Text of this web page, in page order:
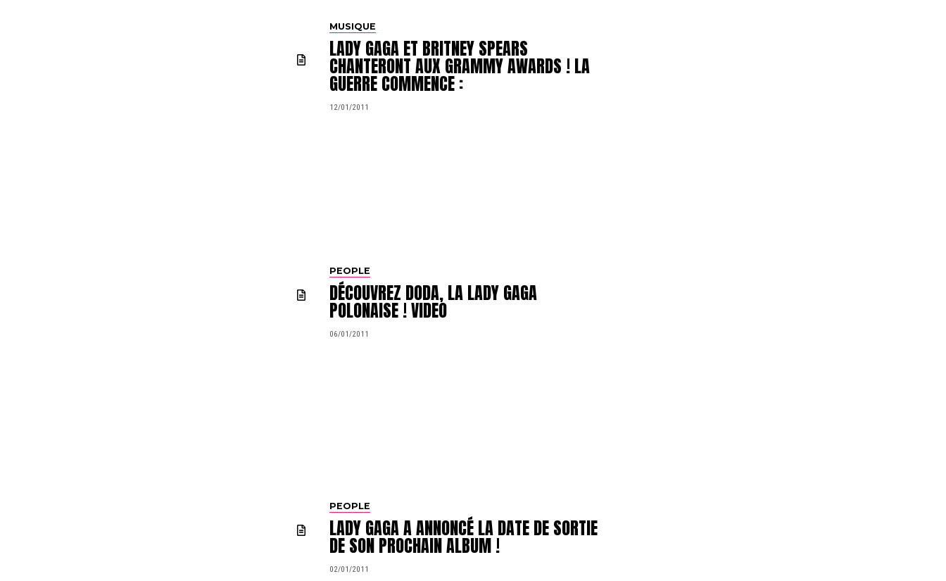
MUSIQUE
LADY GAGA ET BRITNEY SPEARS
CHANTERONT AUX GRAMMY AWARDS ! LA
GUERRE COMMENCE :
12/01/2011
PEOPLE
DÉCOUVREZ DODA, LA LADY GAGA
POLONAISE ! VIDEO
06/01/2011
PEOPLE
LADY GAGA A ANNONCÉ LA DATE DE SORTIE
DE SON PROCHAIN ALBUM !
02/01/2011